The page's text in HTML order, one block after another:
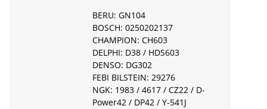
BERU: GN104
BOSCH: 0250202137
CHAMPION: CH603
DELPHI: D38 / HDS603
DENSO: DG302
FEBI BILSTEIN: 29276
NGK: 1983 / 4617 / CZ22 / D-
Power42 / DP42 / Y-541J